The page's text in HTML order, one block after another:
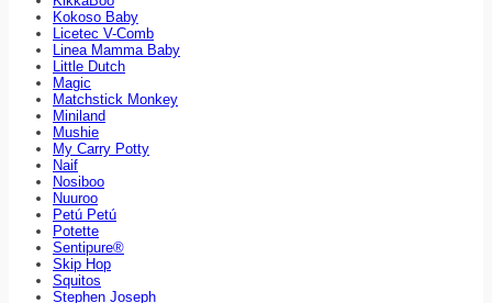
Kokoso Baby
Licetec V-Comb
Linea Mamma Baby
Little Dutch
Magic
Matchstick Monkey
Miniland
Mushie
My Carry Potty
Naif
Nosiboo
Nuuroo
Petú Petú
Potette
Sentipure®
Skip Hop
Squitos
Stephen Joseph